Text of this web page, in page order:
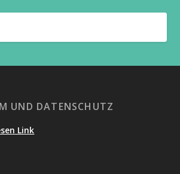
UND DATENSCHUTZ
Link